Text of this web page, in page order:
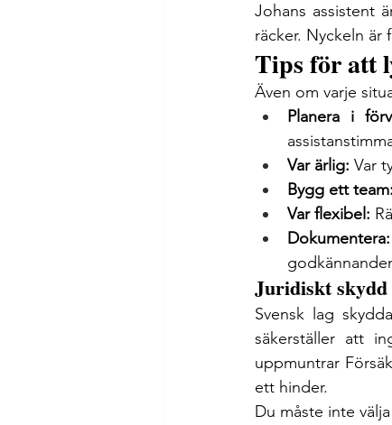
Johans assistent
räcker. Nyckeln
Tips för att
Även om varje
Planera i
Var ärlig: Var
Bygg ett team:
Var flexibel:
Dokumentera:
Juridiskt skydd
Svensk lag
säkerställer att
uppmuntrar
ett hinder.
Du måste inte